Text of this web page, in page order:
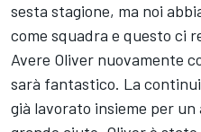
sesta stagione, ma noi
come squadra e questo ci
Avere Oliver nuovamente
sarà fantastico. La
già lavorato insieme per un